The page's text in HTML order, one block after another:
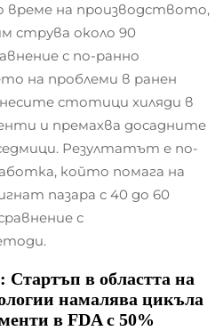
време на производството,
струва около 90
с по-ранно
на проблеми в ранен
стотици хиляди в
и премахва досадните
Резултатът е по-
който помага на
пазара с 40 до 60
с
Стартъп в областта на
намалява цикъла
в FDA с 50%